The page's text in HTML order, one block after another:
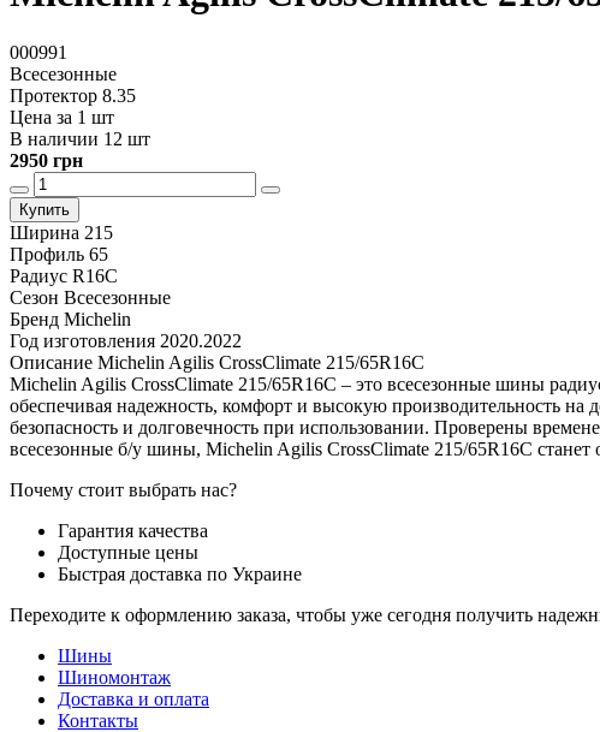
000991
Всесезонные
Протектор 8.35
Цена за 1 шт
В наличии 12 шт
2950 грн
Купить
Ширина 215
Профиль 65
Радиус R16C
Сезон Всесезонные
Бренд Michelin
Год изготовления 2020.2022
Описание Michelin Agilis CrossClimate 215/65R16C
Michelin Agilis CrossClimate 215/65R16C – это всесезонные шины
обеспечивая надежность, комфорт и высокую производительность на
безопасность и долговечность при использовании. Проверены
всесезонные б/у шины, Michelin Agilis CrossClimate 215/65R16C
Почему стоит выбрать нас?
Гарантия качества
Доступные цены
Быстрая доставка по Украине
Переходите к оформлению заказа, чтобы уже сегодня получить
Шины
Шиномонтаж
Доставка и оплата
Контакты